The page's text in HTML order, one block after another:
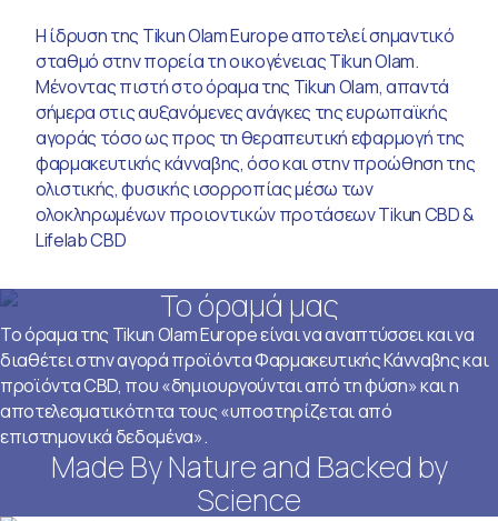
Η ίδρυση της Tikun Olam Europe αποτελεί σημαντικό
σταθμό στην πορεία τη οικογένειας Tikun Olam.
Μένοντας πιστή στο όραμα της Tikun Olam, απαντά
σήμερα στις αυξανόμενες ανάγκες της ευρωπαϊκής
αγοράς τόσο ως προς τη θεραπευτική εφαρμογή της
φαρμακευτικής κάνναβης, όσο και στην προώθηση της
ολιστικής, φυσικής ισορροπίας μέσω των
ολοκληρωμένων προιοντικών προτάσεων Tikun CBD &
Lifelab CBD
Το όραμά μας
Το όραμα της Tikun Olam Europe είναι να αναπτύσσει και να
διαθέτει στην αγορά προϊόντα Φαρμακευτικής Κάνναβης και
προϊόντα CBD, που «δημιουργούνται από τη φύση» και η
αποτελεσματικότητα τους «υποστηρίζεται από
επιστημονικά δεδομένα».
Made By Nature and Backed by
Science